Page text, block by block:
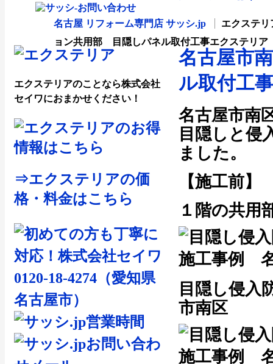
名古屋 リフォーム専門店 サッシ.jp
エクステ
ョン共用部 目隠しパネル取付工事エクステリア
名古屋市
ル取付工事
名古屋市南
目隠しと侵
ました。
【施工前】
１階の共用
目隠し侵
市南区
エクステリアのことなら株式会社
セイワにおまかせください！
⇒エクステリアの価
格・料金はこちら